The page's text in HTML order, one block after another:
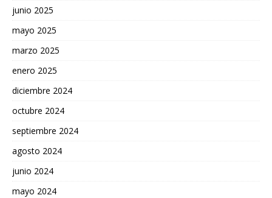
junio 2025
mayo 2025
marzo 2025
enero 2025
diciembre 2024
octubre 2024
septiembre 2024
agosto 2024
junio 2024
mayo 2024